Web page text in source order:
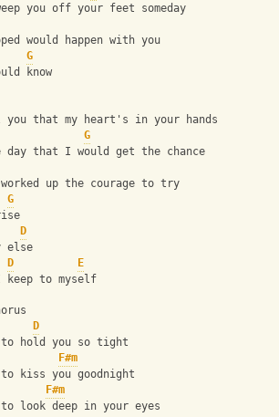
you off your feet someday
would happen with you
G
know
you that my heart's in your hands
G
day that I would get the chance
up the courage to try
G
D
else
D
E
keep to myself
D
hold you so tight
F#m
kiss you goodnight
F#m
look deep in your eyes